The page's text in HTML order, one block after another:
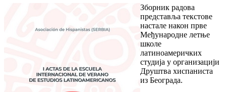
Зборник радова
представља тeкстoвe
настале након прве
Међународне летње
школе
латиноамеричких
студија у организацији
Друштва хиспаниста
из Београда.